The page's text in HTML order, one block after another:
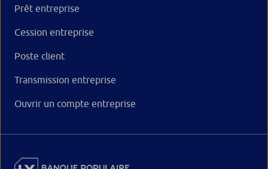
Prêt entreprise
Cession entreprise
Poste client
Transmission entreprise
Ouvrir un compte entreprise